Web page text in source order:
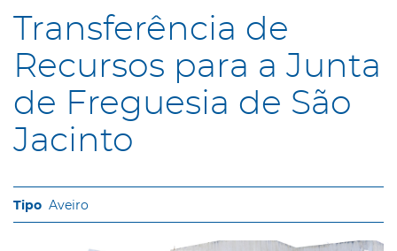
Transferência de
Recursos para a Junta
de Freguesia de São
Jacinto
Aveiro